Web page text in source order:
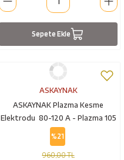
Sepete Ekle
ASKAYNAK
ASKAYNAK Plazma Kesme
Elektrodu 80-120 A - Plazma 105
İçin (82TW52676)
%21
960,00 TL